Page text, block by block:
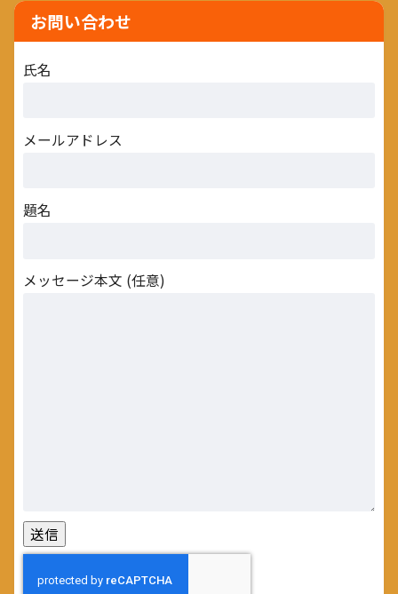
お問い合わせ
氏名
メールアドレス
題名
メッセージ本文 (任意)